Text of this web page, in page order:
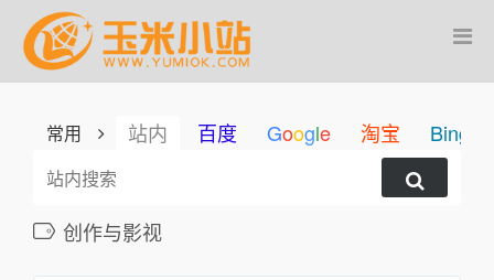
常用 站内 百度 Google 淘宝 Bing
创作与影视